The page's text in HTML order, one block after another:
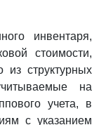
инвентаря,
стоимости,
структурных
на
учета, в
с указанием